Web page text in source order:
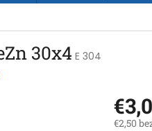
30x4 E 304
€2,50